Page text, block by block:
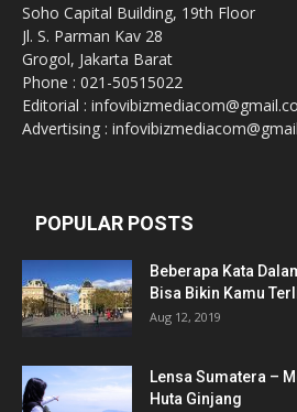
Soho Capital Building, 19th Floor
Jl. S. Parman Kav 28
Grogol, Jakarta Barat
Phone : 021-50515022
Editorial :
Advertising :
POPULAR POSTS
Beberapa Kata
Bisa Bikin Kamu
Aug 12, 2019
Lensa Sumatera –
Huta Ginjang